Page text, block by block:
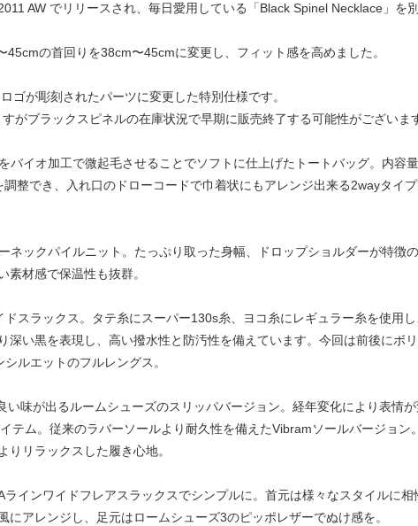
AW でリリースされ、毎日愛用している「Black Spinel Necklace」を
の首回りを38cm〜45cmに変更し、フィット感を高めました。
ゴが彫刻されたパーツに変更した特別仕様です。
ブラックスピネルの在庫状況で早期に販売終了する可能性がございま
イオ加工で微起毛させることでソフトに仕上げたトートバッグ。内容
整でき、入れ口のドローコードで巾着状にもアレンジ出来る2wayタイ
ックパイルニット。たっぷり取った身幅、ドロップショルダーが特徴
材感で保温性も抜群。
スラックス。タテ糸にスーパー130s糸、ヨコ糸にレギュラー糸を使用
い黒を表現し、高い撥水性と防汚性を備えています。今回は前後にボ
ルエットのフルレングス。
味が出るルームシューズのスリッパバージョン。経年変化により表情
テム。従来のラバーソールより耐久性を備えたVibramソールバージョン
リラックスした履き心地。
インワイドフレアスラックスでシンプルに。首元は様々なスタイルに相
アレンジし、足元はロームシューズ3のピッポレザーでぬけ感を。